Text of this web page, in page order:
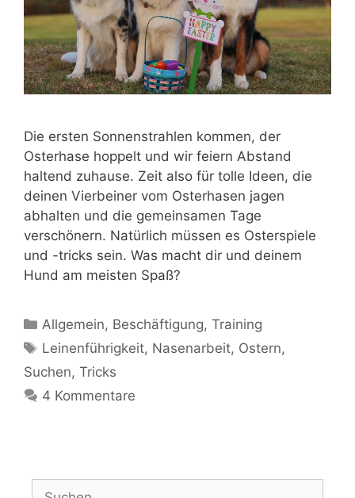
Die ersten Sonnenstrahlen kommen, der
Osterhase hoppelt und wir feiern Abstand
haltend zuhause. Zeit also für tolle Ideen, die
deinen Vierbeiner vom Osterhasen jagen
abhalten und die gemeinsamen Tage
verschönern. Natürlich müssen es Osterspiele
und -tricks sein. Was macht dir und deinem
Hund am meisten Spaß?
Allgemein, Beschäftigung,Training
Leinenführigkeit, Nasenarbeit, Ostern,
Suchen, Tricks
4 Kommentare